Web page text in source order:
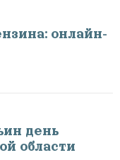
онлайн-
день
области